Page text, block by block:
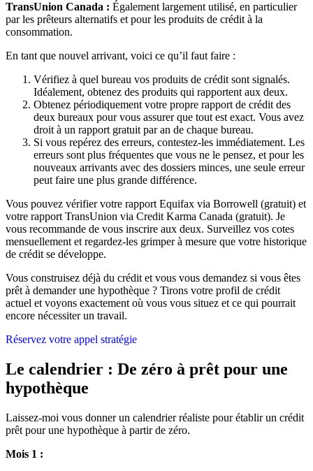
TransUnion Canada : Également largement utilisé, en particulier
par les prêteurs alternatifs et pour les produits de crédit à la
consommation.
En tant que nouvel arrivant, voici ce qu’il faut faire :
Vérifiez à quel bureau vos produits de crédit sont signalés.
Idéalement, obtenez des produits qui rapportent aux deux.
Obtenez périodiquement votre propre rapport de crédit des
deux bureaux pour vous assurer que tout est exact. Vous avez
droit à un rapport gratuit par an de chaque bureau.
Si vous repérez des erreurs, contestez-les immédiatement. Les
erreurs sont plus fréquentes que vous ne le pensez, et pour les
nouveaux arrivants avec des dossiers minces, une seule erreur
peut faire une plus grande différence.
Vous pouvez vérifier votre rapport Equifax via Borrowell (gratuit) et
votre rapport TransUnion via Credit Karma Canada (gratuit). Je
vous recommande de vous inscrire aux deux. Surveillez vos cotes
mensuellement et regardez-les grimper à mesure que votre historique
de crédit se développe.
Vous construisez déjà du crédit et vous vous demandez si vous êtes
prêt à demander une hypothèque ? Tirons votre profil de crédit
actuel et voyons exactement où vous vous situez et ce qui pourrait
encore nécessiter un travail.
Réservez votre appel stratégie
Le calendrier : De zéro à prêt pour une
hypothèque
Laissez-moi vous donner un calendrier réaliste pour établir un crédit
prêt pour une hypothèque à partir de zéro.
Mois 1 :